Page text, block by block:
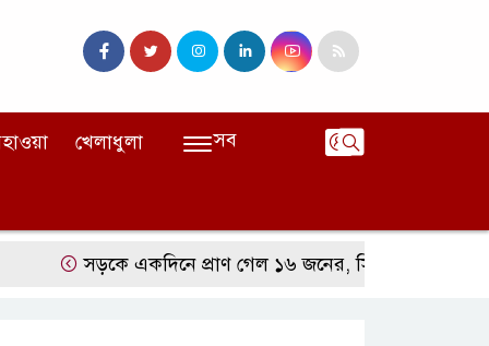
খেলাধুলা সব
সড়কে একদিনে প্রাণ গেল ১৬ জনের, সিলেটে বাস সংঘর্ষে